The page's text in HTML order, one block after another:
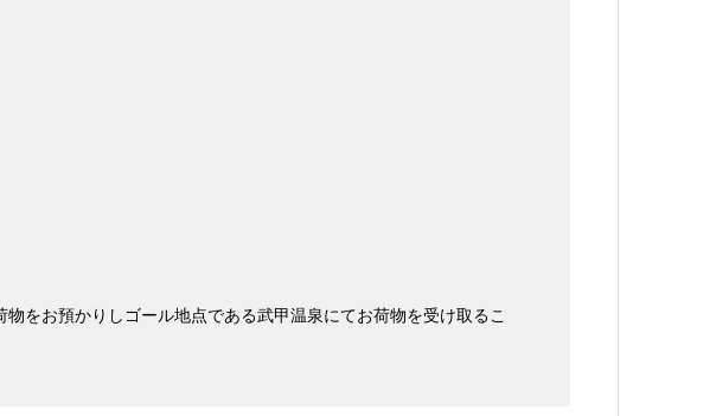
をお預かりしゴール地点である武甲温泉にてお荷物を受け取るこ